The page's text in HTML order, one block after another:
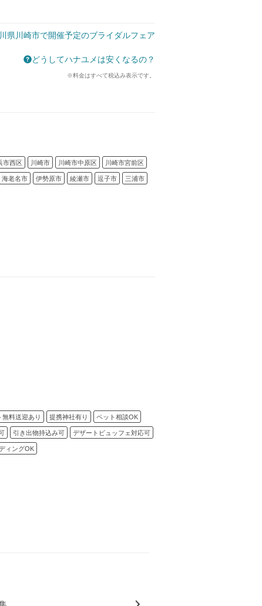
県川崎市で開催予定のブライダルフェア
どうしてハナユメは安くなるの？
※料金はすべて税込み表示です。
市西区 川崎市 川崎市中原区 川崎市宮前区
海老名市 伊勢原市 綾瀬市 逗子市 三浦市
無料送迎あり 提携神社有り ペット相談OK
引き出物持込み可 デザートビュッフェ対応可
ィングOK